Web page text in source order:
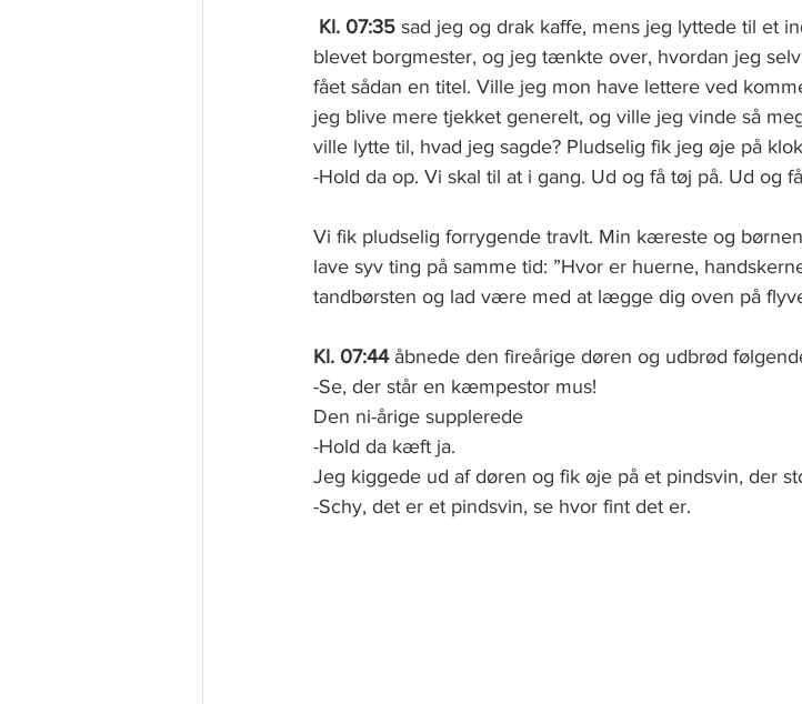
Kl. 07:35 sad jeg og drak kaffe, mens jeg lyttede til et
blevet borgmester, og jeg tænkte over, hvordan jeg
fået sådan en titel. Ville jeg mon have lettere ved
jeg blive mere tjekket generelt, og ville jeg vinde så
ville lytte til, hvad jeg sagde? Pludselig fik jeg øje på
-Hold da op. Vi skal til at i gang. Ud og få tøj på. Ud og
Vi fik pludselig forrygende travlt. Min kæreste og
lave syv ting på samme tid: ”Hvor er huerne,
tandbørsten og lad være med at lægge dig oven på
Kl. 07:44 åbnede den fireårige døren og udbrød
-Se, der står en kæmpestor mus!
Den ni-årige supplerede
-Hold da kæft ja.
Jeg kiggede ud af døren og fik øje på et pindsvin, der
-Schy, det er et pindsvin, se hvor fint det er.